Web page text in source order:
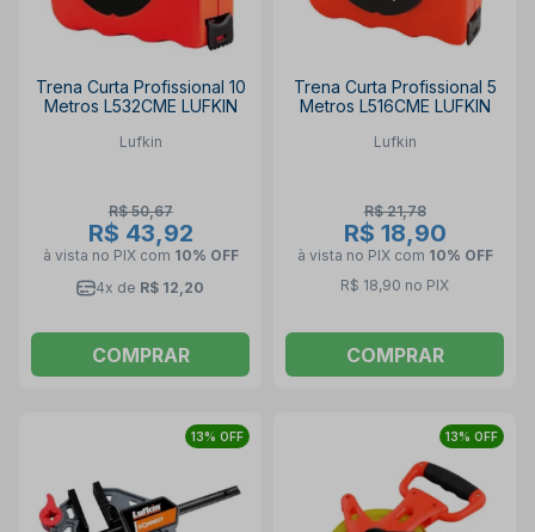
Trena Curta Profissional 10
Metros L532CME LUFKIN
Lufkin
R$ 50,67
R$ 43,92
à vista no PIX com 10% OFF
4x de R$ 12,20
COMPRAR
Trena Curta Profissional 5
Metros L516CME LUFKIN
Lufkin
R$ 21,78
R$ 18,90
à vista no PIX com 10% OFF
R$ 18,90 no PIX
COMPRAR
13% OFF 13% OFF